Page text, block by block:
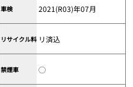
車検 2021(R03)年07月
リサイクル料 リ済込
禁煙車 ◯